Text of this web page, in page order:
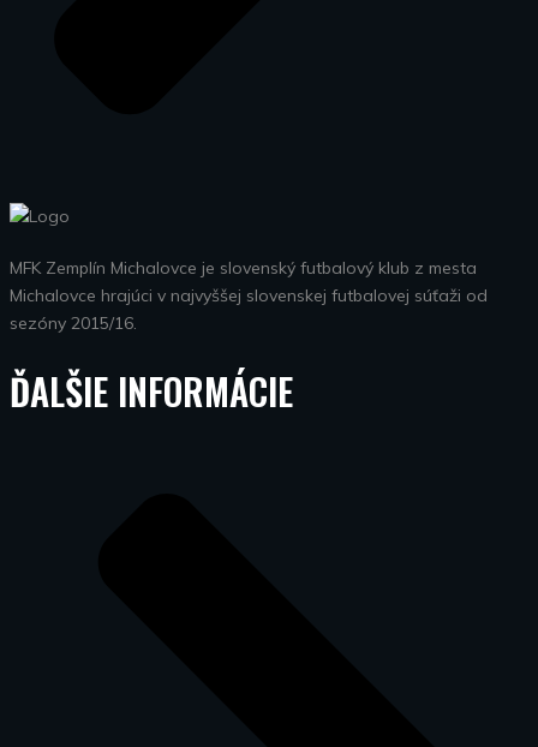
MFK Zemplín Michalovce je slovenský futbalový klub z mesta
Michalovce hrajúci v najvyššej slovenskej futbalovej súťaži od
sezóny 2015/16.
ĎALŠIE INFORMÁCIE